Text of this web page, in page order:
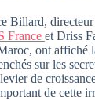
Billard,
France et Driss
ont affiché
sur les
de
de cette